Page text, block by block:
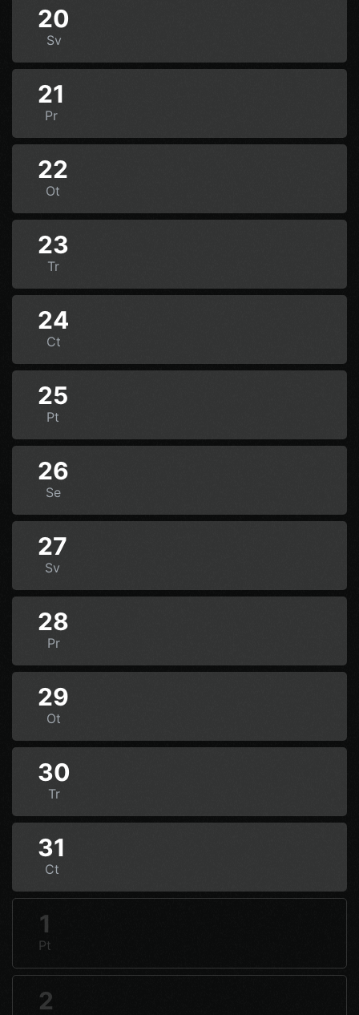
20
Sv
21
Pr
22
Ot
23
Tr
24
Ct
25
Pt
26
Se
27
Sv
28
Pr
29
Ot
30
Tr
31
Ct
1
Pt
2